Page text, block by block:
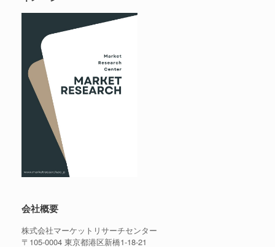
会社概要
株式会社マーケットリサーチセンター
〒105-0004 東京都港区新橋1-18-21